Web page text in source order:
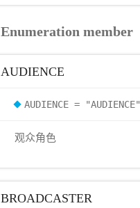
Enumeration member
AUDIENCE
AUDIENCE = "AUDIENCE"
观众角色
BROADCASTER